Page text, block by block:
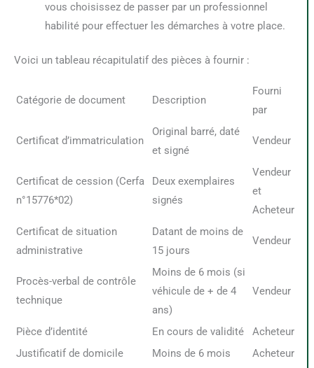
vous choisissez de passer par un professionnel
habilité pour effectuer les démarches à votre place.
Voici un tableau récapitulatif des pièces à fournir :
Catégorie de document Description
Fourni
par
Certificat d’immatriculation
Original barré, daté
et signé
Vendeur
Certificat de cession (Cerfa
n°15776*02)
Deux exemplaires
signés
Vendeur
et
Acheteur
Certificat de situation
administrative
Datant de moins de
15 jours
Vendeur
Procès-verbal de contrôle
technique
Moins de 6 mois (si
véhicule de + de 4
ans)
Vendeur
Pièce d’identité En cours de validité
Acheteur
Justificatif de domicile
Moins de 6 mois
Acheteur